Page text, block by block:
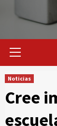
Primary
Noticias
Cree